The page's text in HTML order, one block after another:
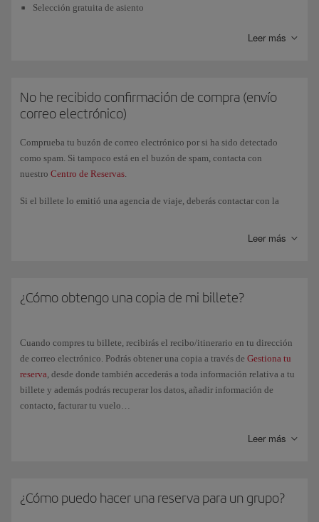
Selección gratuita de asiento
asientos...
Entrega prioritaria de equipaje
Tras la compra de tu billete en turista y desde Gestión de reservas o
desde Check-in, sabrás si eres candidato para poder optar a una clase
Leer más
No he recibido confirmación de compra (envío
correo electrónico)
Comprueba tu buzón de correo electrónico por si ha sido detectado
como spam. Si tampoco está en el buzón de spam, contacta con
nuestro Centro de Reservas.
Si el billete lo emitió una agencia de viaje, deberás contactar con la
Leer más
¿Cómo obtengo una copia de mi billete?
Cuando compres tu billete, recibirás el recibo/itinerario en tu dirección
de correo electrónico. Podrás obtener una copia a través de Gestiona tu
reserva, desde donde también accederás a toda información relativa a tu
billete y además podrás recuperar los datos, añadir información de
contacto, facturar tu vuelo…
El día del vuelo, simplemente deberás identificarte en el aeropuerto con
Leer más
¿Cómo puedo hacer una reserva para un grupo?